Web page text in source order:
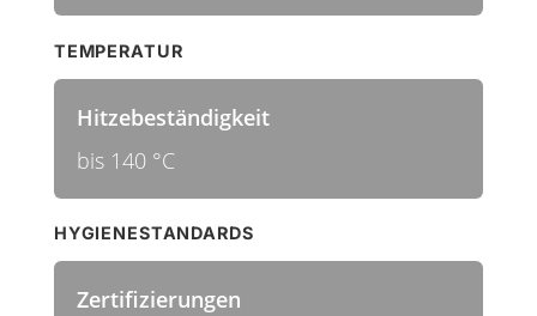
TEMPERATUR
Hitzebeständigkeit
bis 140 °C
HYGIENESTANDARDS
Zertifizierungen